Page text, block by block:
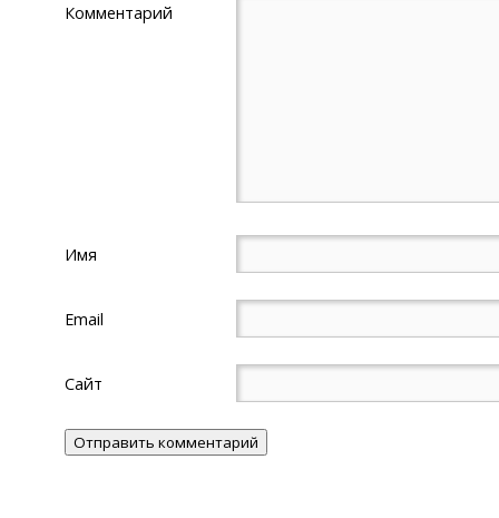
Комментарий
Имя
Email
Сайт